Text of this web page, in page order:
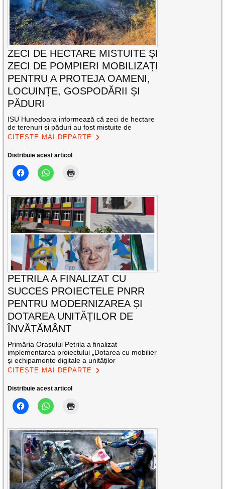
ZECI DE HECTARE MISTUITE ȘI
ZECI DE POMPIERI MOBILIZAȚI
PENTRU A PROTEJA OAMENI,
LOCUINȚE, GOSPODĂRII ȘI
PĂDURI
ISU Hunedoara informează că zeci de hectare
de terenuri și păduri au fost mistuite de
CITEȘTE MAI DEPARTE
Distribuie acest articol
PETRILA A FINALIZAT CU
SUCCES PROIECTELE PNRR
PENTRU MODERNIZAREA ȘI
DOTAREA UNITĂȚILOR DE
ÎNVĂȚĂMÂNT
Primăria Orașului Petrila a finalizat
implementarea proiectului „Dotarea cu mobilier
și echipamente digitale a unităților
CITEȘTE MAI DEPARTE
Distribuie acest articol